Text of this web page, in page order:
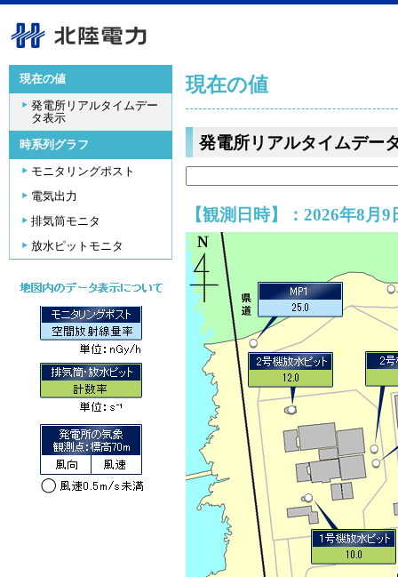
現在の値
発電所リアルタイムデー
タ表示
時系列グラフ
モニタリングポスト
電気出力
排気筒モニタ
放水ピットモニタ
現在の値
発電所リアルタイムデー
【観測日時】：2026年8月